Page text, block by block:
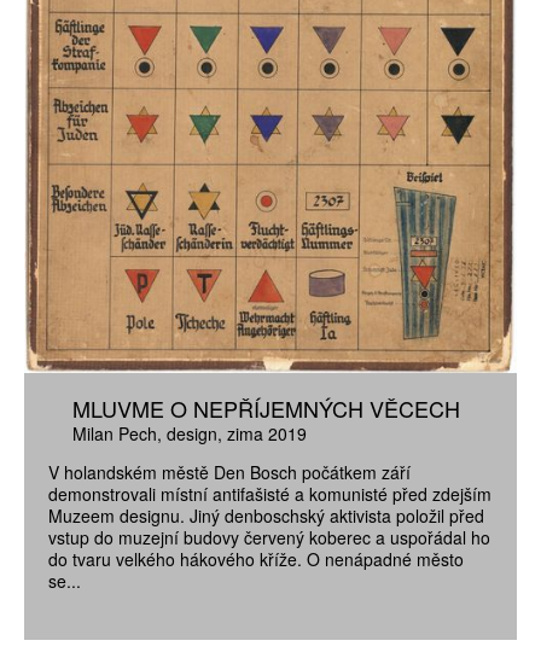
MLUVME O NEPŘÍJEMNÝCH VĚCECH
Milan Pech design zima 2019
V holandském městě Den Bosch počátkem září
demonstrovali místní antifašisté a komunisté před zdejším
Muzeem designu. Jiný denboschský aktivista položil před
vstup do muzejní budovy červený koberec a uspořádal ho
do tvaru velkého hákového kříže. O nenápadné město
se...